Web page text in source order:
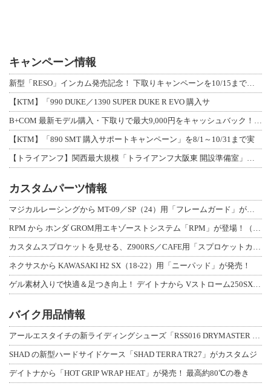
キャンペーン情報
新型「RESO」インカム発売記念！ 下取りキャンペーンを10/15まで延長して開
【KTM】「990 DUKE／1390 SUPER DUKE R EVO 購入サ
B+COM 最新モデル購入・下取りで最大9,000円をキャッシュバック！「B+F
【KTM】「890 SMT 購入サポートキャンペーン」を8/1～10/31まで実
【トライアンフ】関西最大規模「トライアンフ大阪東 開設準備室」がオープン！ 限定
カスタムパーツ情報
マジカルレーシングから MT-09／SP（24）用「フレームガード」が登場！
RPM から ホンダ GROM用エキゾーストシステム「RPM」が登場！（動画あり
カスタムスプロケットを見せる、Z900RS／CAFE用「スプロケットカバーフルキ
ネクサスから KAWASAKI H2 SX（18-22）用「ニーパッド」が発売！
ゲル素材入りで快適＆足つき向上！ デイトナから Vストローム250SX用「快適ロ
バイク用品情報
アールエスタイチの新ライディングシューズ「RSS016 DRYMASTER スト
SHAD の新型ハードサイドケース「SHAD TERRA TR27」がカスタムジ
デイトナから「HOT GRIP WRAP HEAT」が発売！ 最高約80℃の巻き